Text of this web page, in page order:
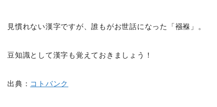
見慣れない漢字ですが、誰もがお世話になった「襁褓」。
豆知識として漢字も覚えておきましょう！
出典： コトバンク